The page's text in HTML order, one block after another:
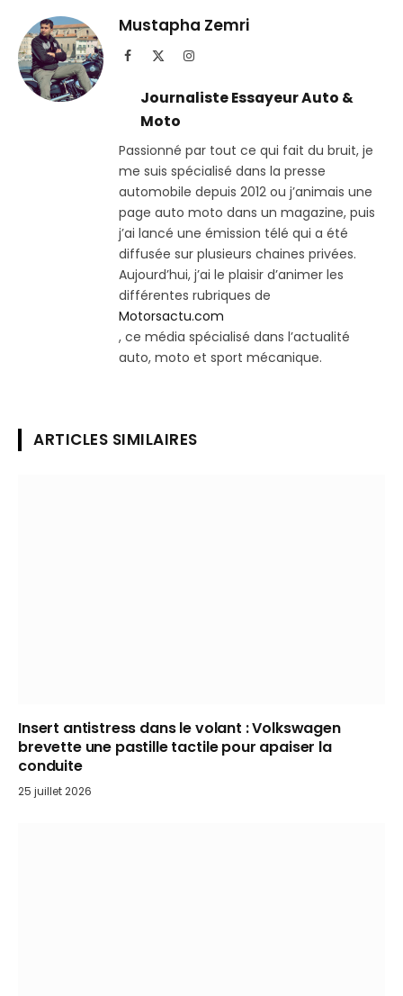
Telegram
Mustapha Zemri
Facebook Instagram
Journaliste Essayeur Auto &
Moto
Passionné par tout ce qui fait du bruit, je
me suis spécialisé dans la presse
automobile depuis 2012 ou j’animais une
page auto moto dans un magazine, puis
j’ai lancé une émission télé qui a été
diffusée sur plusieurs chaines privées.
Aujourd’hui, j’ai le plaisir d’animer les
différentes rubriques de
Motorsactu.com
, ce média spécialisé dans l’actualité
auto, moto et sport mécanique.
ARTICLES SIMILAIRES
Insert antistress dans le volant : Volkswagen
brevette une pastille tactile pour apaiser la
conduite
25 juillet 2026